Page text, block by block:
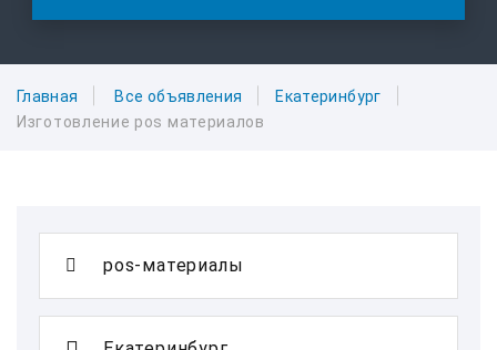
Главная Все объявления
Екатеринбург
Изготовление pos материалов